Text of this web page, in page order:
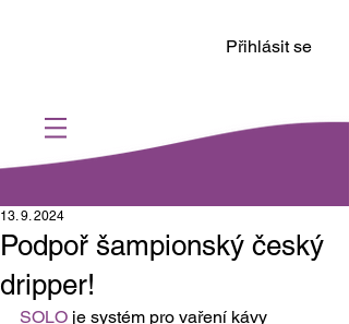
Přihlásit se
Podpoř šampionský český
dripper!
13. 9. 2024
SOLO je systém pro vaření kávy